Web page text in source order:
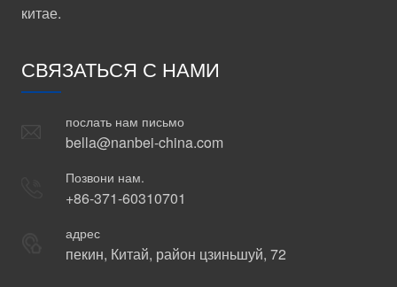
китае.
СВЯЗАТЬСЯ С НАМИ
послать нам письмо
bella@nanbei-china.com
Позвони нам.
+86-371-60310701
адрес
пекин, Китай, район цзиньшуй, 72